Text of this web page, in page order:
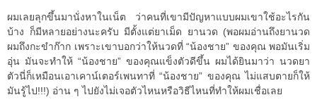
ผมเลยลุกขึ้นมานั่งหาในเน็ต ว่าคนที่เขามีปัญหาแบบผมเขาใช้อะไรกัน
บ้าง ก็มีหลายอย่างนะครับ มีตั้งแต่ยาเม็ด ยานวด (พอผมอ่านถึงยานวด
ผมถึงกะขำก๊าก เพราะเขาบอกว่าให้นวดที่ “น้องชาย” ของคุณ พอมันเริ่ม
อุ่น มันจะทำให้ “น้องชาย” ของคุณแข็งตัวดีขึ้น ผมได้ยินมาว่า นวดยา
ตัวนี่ก็เหมือนเอาเคาน์เตอร์เพนทาที่ “น้องชาย” ของคุณ ไม่แสบตายก็ให้
มันรู้ไป!!!) อ่าน ๆ ไปยังไม่เจอตัวไหนหรือวิธีไหนที่ทำให้ผมเชื่อเลย